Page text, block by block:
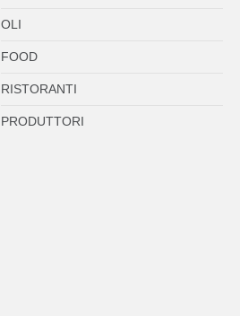
OLI
FOOD
RISTORANTI
PRODUTTORI